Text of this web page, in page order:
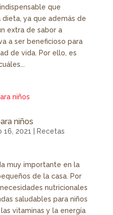
que
ya que además de
extra de sabor a
a ser beneficioso para
de vida. Por ello, es
niños
16, 2021
Recetas
muy importante en la
de la casa. Por
nutricionales
saludables para niños
vitaminas y la energía